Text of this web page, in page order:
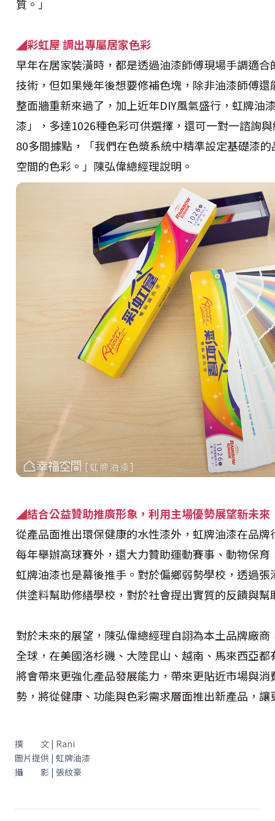
質。」
◢彩虹屋調出專屬居家色彩
早年在居家裝潢時，都是透過油漆師傅現場手調適
技術，但如果幾年後想要修補色塊，除非油漆師傅
整面牆重新來過了，加上近年DIY風氣盛行，虹牌油
漆」，多達1026種色彩可供選擇，還可一對一諮詢
80多間據點，「我們在色漿系統中精準設定基礎漆
空間的色彩。」陳弘偉總經理說明。
◢結合公益贊助推廣形象，利用主場優勢展望新未來
從產品面推出環保健康的水性漆外，虹牌油漆在品
每年舉辦高球賽外，還大力贊助運動賽事、動物保
虹牌油漆也是幕後推手。對於偏鄉弱勢學校，透過
供塗料幫助修繕學校，對於社會提出實質的反饋與幫
對於未來的展望，陳弘偉總經理自詡為本土品牌廠
全球，在美國洛杉磯、大陸昆山、越南、馬來西亞
將會帶來更強化產品發展能力，帶來更貼近市場與
勢，將從健康、功能與色彩需求層面推出新產品，
撰 文 | Rani
圖片提供 | 虹牌油漆
攝 影 | 張紋豪